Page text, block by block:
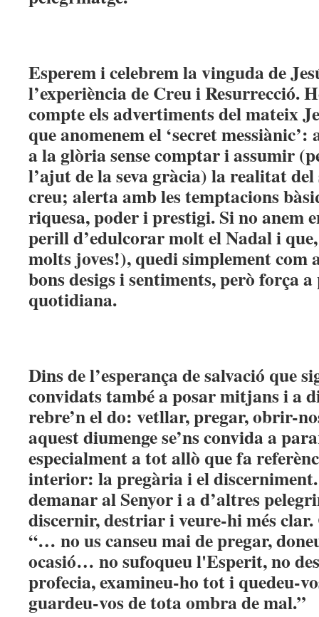
Esperem i celebrem la vinguda de
l’experiència de Creu i Resurrecció.
compte els advertiments del mateix
que anomenem el ‘secret
a la glòria sense comptar i assumir
l’ajut de la seva gràcia) la realitat
creu; alerta amb les temptacions
riquesa, poder i prestigi. Si no anem
perill d’edulcorar molt el Nadal i
molts joves!), quedi simplement com
bons desigs i sentiments, però força
quotidiana.
Dins de l’esperança de salvació que
convidats també a posar mitjans i a
rebre’n el do: vetllar, pregar, obrir-
aquest diumenge se’ns convida a
especialment a tot allò que fa
interior: la pregària i el
demanar al Senyor i a d’altres
discernir, destriar i veure-hi més
“… no us canseu mai de pregar,
ocasió… no sufoqueu l'Esperit, no
profecia, examineu-ho tot i quedeu-
guardeu-vos de tota ombra de mal.”